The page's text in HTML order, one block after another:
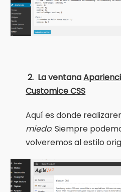
2. La ventana
Customice CSS
Aquí es donde
miedo: Siempre
volveremos al estilo